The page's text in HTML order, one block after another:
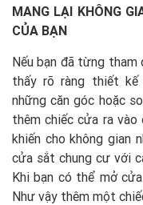
MANG LẠI KHÔNG
CỦA BẠN
Nếu bạn đã từng tham
thấy rõ ràng thiết kế
những căn góc hoặc
thêm chiếc cửa ra vào
khiến cho không gian
cửa sắt chung cư với
Khi bạn có thể mở
Như vậy thêm một